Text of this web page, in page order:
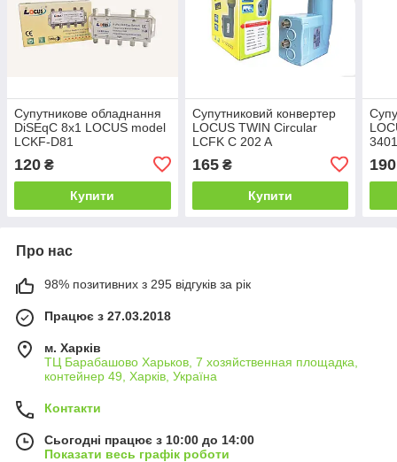
Супутникове обладнання
DiSEqC 8х1 LOCUS model
LCKF-D81
120 ₴
Купити
Супутниковий конвертер
LOCUS TWIN Circular
LCFK C 202 A
165₴
Купити
190
Про нас
98% позитивних з 295 відгуків за рік
Працює з 27.03.2018
м. Харків
ТЦ Барабашово Харьков, 7 хозяйственная площадка,
контейнер 49, Харків, Україна
Контакти
Сьогодні працює з 10:00 до 14:00
Показати весь графік роботи